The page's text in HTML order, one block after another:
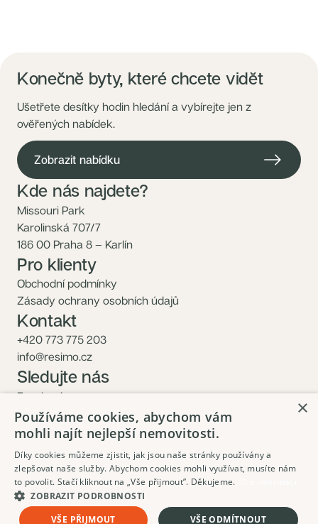
Objednat prohlídku
Konečně byty, které chcete vidět
Ušetřete desítky hodin hledání a vybírejte jen z
ověřených nabídek.
Zobrazit nabídku
Kde nás najdete?
Missouri Park
Karolinská 707/7
186 00 Praha 8 – Karlín
Pro klienty
Obchodní podmínky
Zásady ochrany osobních údajů
Kontakt
+420 773 775 203
info@resimo.cz
Sledujte nás
Facebook
Instagram
×
Používáme cookies, abychom vám
mohli najít nejlepší nemovitosti.
Díky cookies můžeme zjistit, jak jsou naše stránky používány a
zlepšovat naše služby. Abychom cookies mohli využívat, musíte nám
to povolit. Stačí kliknout na „Vše přijmout”. Děkujeme.
ZOBRAZIT PODROBNOSTI
VŠE PŘIJMOUT
VŠE ODMÍTNOUT